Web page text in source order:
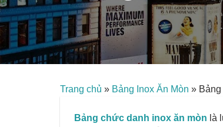
Trang chủ » Bảng Inox Ăn Mòn »
Bảng chức danh inox ăn mòn là